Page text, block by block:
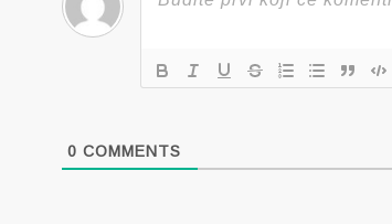
0 COMMENTS